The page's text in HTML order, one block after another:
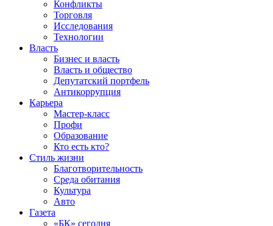
Конфликты
Торговля
Исследования
Технологии
Власть
Бизнес и власть
Власть и общество
Депутатский портфель
Антикоррупция
Карьера
Мастер-класс
Профи
Образование
Кто есть кто?
Стиль жизни
Благотворительность
Среда обитания
Культура
Авто
Газета
«БК» сегодня